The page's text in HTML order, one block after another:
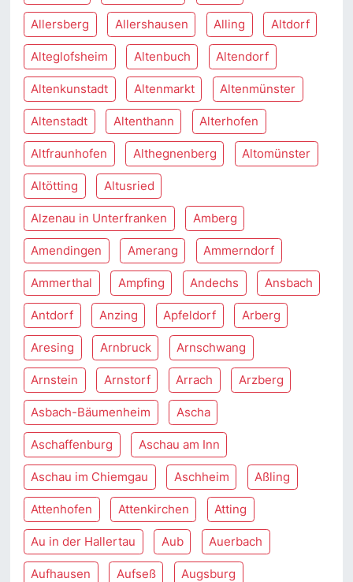
Allersberg Allershausen Alling Altdorf
Alteglofsheim Altenbuch Altendorf
Altenkunstadt Altenmarkt Altenmünster
Altenstadt Altenthann Alterhofen
Altfraunhofen Althegnenberg Altomünster
Altötting Altusried
Alzenau in Unterfranken Amberg
Amendingen Amerang Ammerndorf
Ammerthal Ampfing Andechs Ansbach
Antdorf Anzing Apfeldorf Arberg
Aresing Arnbruck Arnschwang
Arnstein Arnstorf Arrach Arzberg
Asbach-Bäumenheim Ascha
Aschaffenburg Aschau am Inn
Aschau im Chiemgau Aschheim Aßling
Attenhofen Attenkirchen Atting
Au in der Hallertau Aub Auerbach
Aufhausen Aufseß Augsburg